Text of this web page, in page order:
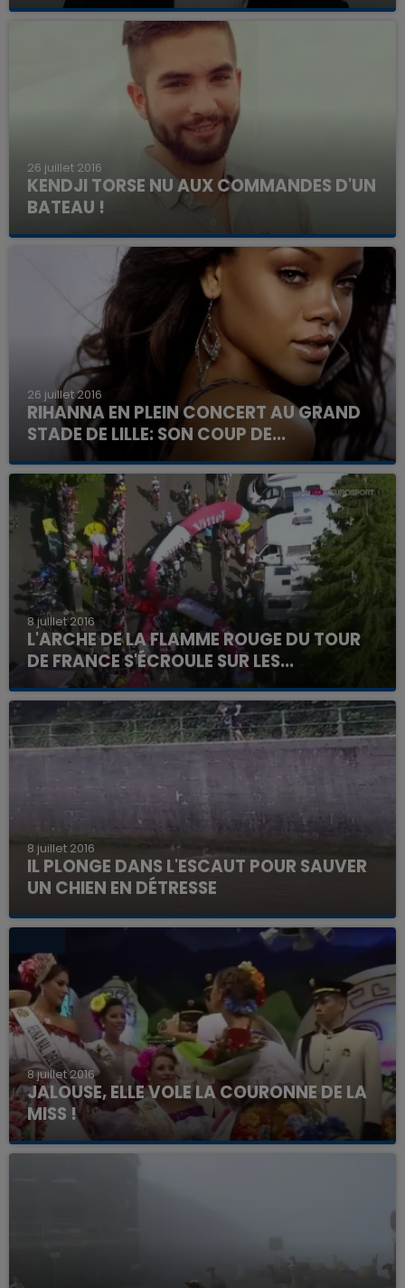
26 juillet 2016
KENDJI TORSE NU AUX COMMANDES D'UN
BATEAU !
26 juillet 2016
RIHANNA EN PLEIN CONCERT AU GRAND
STADE DE LILLE: SON COUP DE...
8 juillet 2016
L'ARCHE DE LA FLAMME ROUGE DU TOUR
DE FRANCE S'ÉCROULE SUR LES...
8 juillet 2016
IL PLONGE DANS L'ESCAUT POUR SAUVER
UN CHIEN EN DÉTRESSE
8 juillet 2016
JALOUSE, ELLE VOLE LA COURONNE DE LA
MISS !